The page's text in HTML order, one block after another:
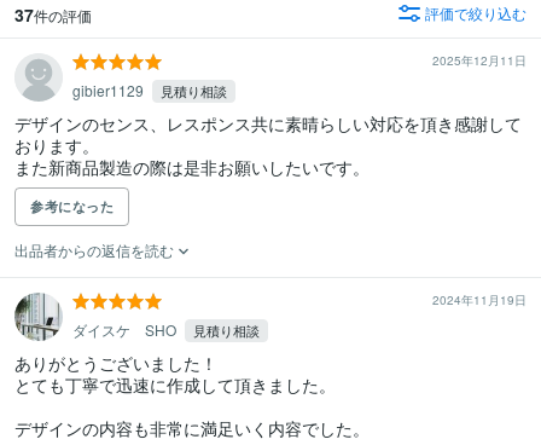
37件の評価 評価で絞り込む
2025年12月11日
gibier1129 見積り相談
デザインのセンス、レスポンス共に素晴らしい対応を頂き感謝して
おります。
また新商品製造の際は是非お願いしたいです。
参考になった
出品者からの返信を読む
2024年11月19日
ダイスケ SHO 見積り相談
ありがとうございました！
とても丁寧で迅速に作成して頂きました。
デザインの内容も非常に満足いく内容でした。